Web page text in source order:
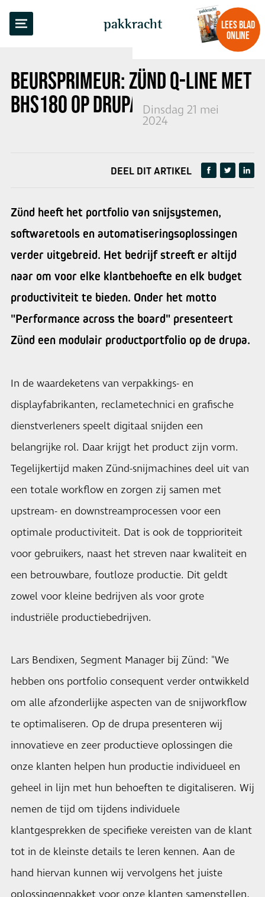
pakkracht
LEES BLAD
ONLINE
BEURSPRIMEUR: ZÜND Q-LINE MET
BHS180 OP DRUPA
Dinsdag 21 mei
2024
TERUG NAAR OVERZICHT
DEEL DIT ARTIKEL
Zünd heeft het portfolio van snijsystemen,
softwaretools en automatiseringsoplossingen
verder uitgebreid. Het bedrijf streeft er altijd
naar om voor elke klantbehoefte en elk budget
productiviteit te bieden. Onder het motto
"Performance across the board" presenteert
Zünd een modulair productportfolio op de drupa.
In de waardeketens van verpakkings- en
displayfabrikanten, reclametechnici en grafische
dienstverleners speelt digitaal snijden een
belangrijke rol. Daar krijgt het product zijn vorm.
Tegelijkertijd maken Zünd-snijmachines deel uit van
een totale workflow en zorgen zij samen met
upstream- en downstreamprocessen voor een
optimale productiviteit. Dat is ook de topprioriteit
voor gebruikers, naast het streven naar kwaliteit en
een betrouwbare, foutloze productie. Dit geldt
zowel voor kleine bedrijven als voor grote
industriële productiebedrijven.
Lars Bendixen, Segment Manager bij Zünd: "We
hebben ons portfolio consequent verder ontwikkeld
om alle afzonderlijke aspecten van de snijworkflow
te optimaliseren. Op de drupa presenteren wij
innovatieve en zeer productieve oplossingen die
onze klanten helpen hun productie individueel en
geheel in lijn met hun behoeften te digitaliseren. Wij
nemen de tijd om tijdens individuele
klantgesprekken de specifieke vereisten van de klant
tot in de kleinste details te leren kennen. Aan de
hand hiervan kunnen wij vervolgens het juiste